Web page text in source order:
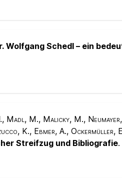
Wolfgang Schedl – ein
M., Malicky, M.,
K., Ebmer, A.,
Streifzug und Bibliografie